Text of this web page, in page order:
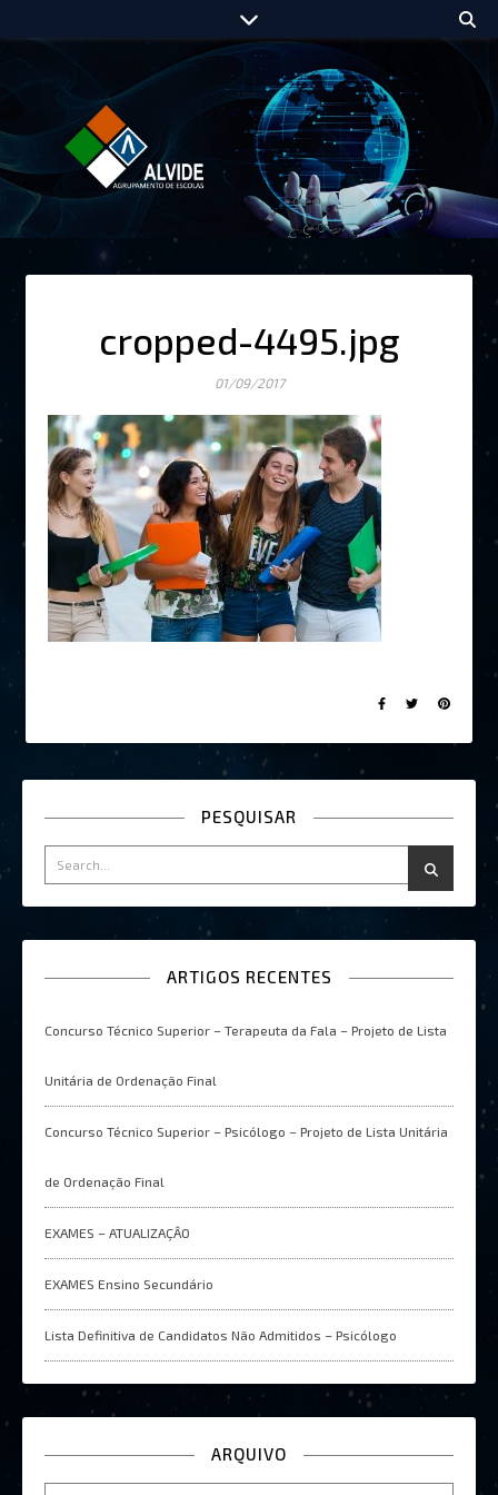
cropped-4495.jpg
01/09/2017
PESQUISAR
ARTIGOS RECENTES
Concurso Técnico Superior – Terapeuta da Fala – Projeto de Lista
Unitária de Ordenação Final
Concurso Técnico Superior – Psicólogo – Projeto de Lista Unitária
de Ordenação Final
EXAMES – ATUALIZAÇÂO
EXAMES Ensino Secundário
Lista Definitiva de Candidatos Não Admitidos – Psicólogo
ARQUIVO
Arquivo